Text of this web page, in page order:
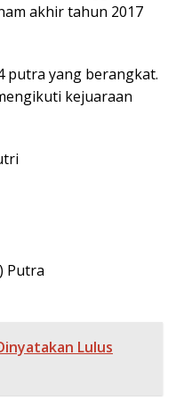
akhir tahun 2017
putra yang berangkat.
kejuaraan
Putra
Lulus